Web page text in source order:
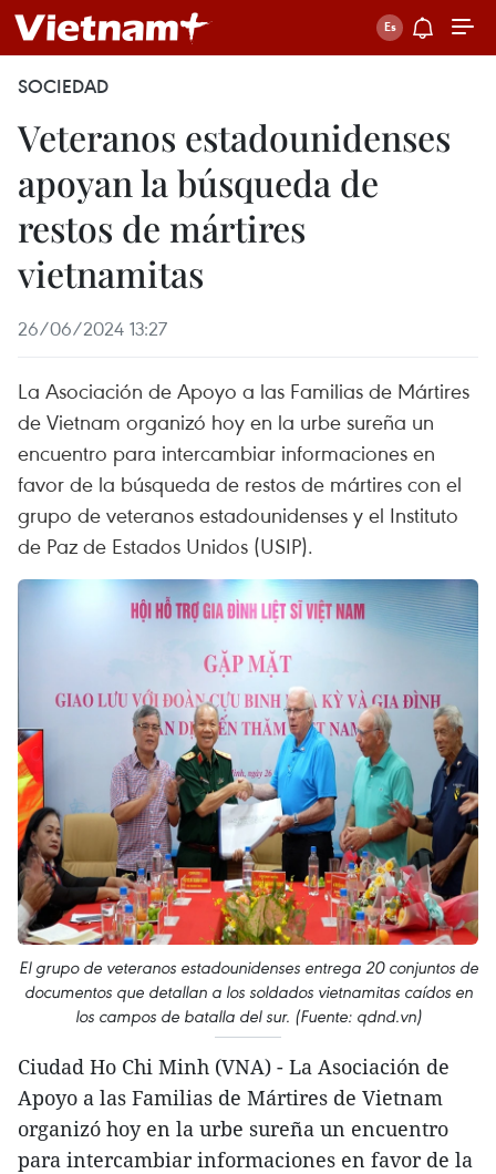
SOCIEDAD
Veteranos estadounidenses
apoyan la búsqueda de
restos de mártires
vietnamitas
26/06/2024 13:27
La Asociación de Apoyo a las Familias de Mártires
de Vietnam organizó hoy en la urbe sureña un
encuentro para intercambiar informaciones en
favor de la búsqueda de restos de mártires con el
grupo de veteranos estadounidenses y el Instituto
de Paz de Estados Unidos (USIP).
El grupo de veteranos estadounidenses entrega 20 conjuntos de
documentos que detallan a los soldados vietnamitas caídos en
los campos de batalla del sur. (Fuente: qdnd.vn)
Ciudad Ho Chi Minh (VNA) - La Asociación de
Apoyo a las Familias de Mártires de Vietnam
organizó hoy en la urbe sureña un encuentro
para intercambiar informaciones en favor de la